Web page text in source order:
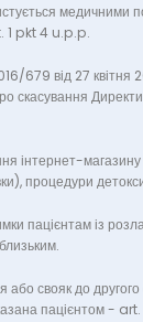
медичними
1 pkt 4 u.p.p.
від 27 квітня
скасування
інтернет-
процедури
пацієнтам із
свояк до другого
пацієнтом -